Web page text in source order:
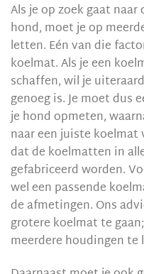
Als je op zoek gaat
hond, moet je op
letten. Eén van die
koelmat. Als je een
schaffen, wil je
genoeg is. Je moet dus
je hond opmeten,
naar een juiste
dat de koelmatten in
gefabriceerd worden.
wel een passende
de afmetingen. Ons
grotere koelmat te
meerdere houdingen te